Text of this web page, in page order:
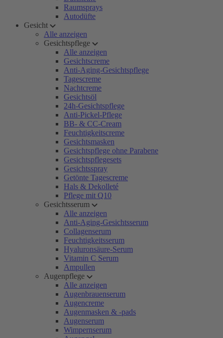
Raumsprays
Autodüfte
Gesicht
Alle anzeigen
Gesichtspflege
Alle anzeigen
Gesichtscreme
Anti-Aging-Gesichtspflege
Tagescreme
Nachtcreme
Gesichtsöl
24h-Gesichtspflege
Anti-Pickel-Pflege
BB- & CC-Cream
Feuchtigkeitscreme
Gesichtsmasken
Gesichtspflege ohne Parabene
Gesichtspflegesets
Gesichtsspray
Getönte Tagescreme
Hals & Dekolleté
Pflege mit Q10
Gesichtsserum
Alle anzeigen
Anti-Aging-Gesichtsserum
Collagenserum
Feuchtigkeitsserum
Hyaluronsäure-Serum
Vitamin C Serum
Ampullen
Augenpflege
Alle anzeigen
Augenbrauenserum
Augencreme
Augenmasken & -pads
Augenserum
Wimpernserum